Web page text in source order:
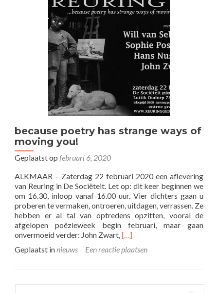
because poetry has strange ways of
moving you!
Geplaatst op februari 6, 2020
ALKMAAR – Zaterdag 22 februari 2020 een aflevering
van Reuring in De Sociëteit. Let op: dit keer beginnen we
om 16.30, inloop vanaf 16.00 uur. Vier dichters gaan u
proberen te vermaken, ontroeren, uitdagen, verrassen. Ze
hebben er al tal van optredens opzitten, vooral de
afgelopen poëzieweek begin februari, maar gaan
onvermoeid verder: John Zwart,Lees
overbecause
strange
[…]
Geplaatst innieuws Een reactie plaatsen